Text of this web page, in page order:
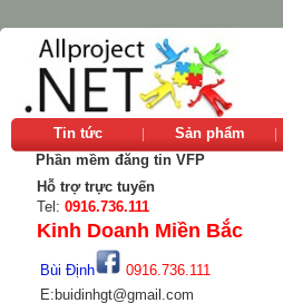
Phần mềm đăng tin VFP
Hỗ trợ trực tuyến
Tel: 0916.736.111
Kinh Doanh Miền Bắc
Bùi Định
0916.736.111
E:buidinhgt@gmail.com
Tin tức Sản phẩm